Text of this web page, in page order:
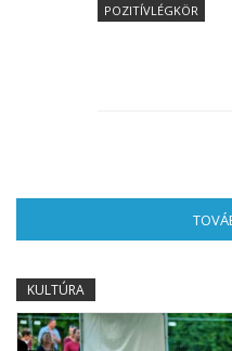
POZITÍVLÉGKÖR
KULTÚRA